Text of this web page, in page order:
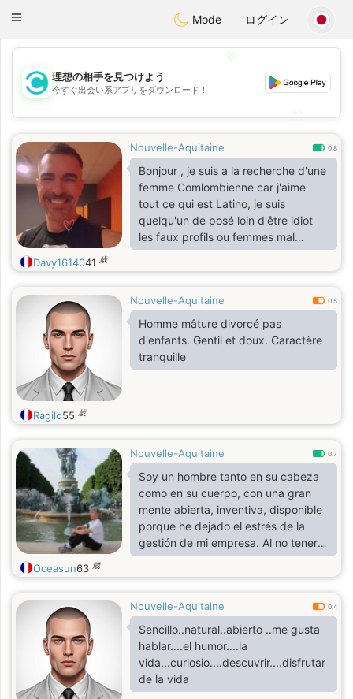
olombiaCitas
Toggle
Mode ログイン
💖
💕
理想の相手を見つけよう
今すぐ出会い系アプリをダウンロード！
Nouvelle-Aquitaine 0.8
Bonjour , je suis a la recherche d'une
femme Comlombienne car j'aime
tout ce qui est Latino, je suis
quelqu'un de posé loin d'être idiot
les faux profils ou femmes mal
intentionnées je vais le sentir . Je
n'enverrais pas d'argent ou quoi que
personne sincère et fidèle
Davy1614041 歳
Nouvelle-Aquitaine 0.5
Homme mâture divorcé pas
d'enfants. Gentil et doux. Caractère
tranquille
Ragilo55 歳
Nouvelle-Aquitaine 0.7
​Soy un hombre tanto en su cabeza
como en su cuerpo, con una gran
mente abierta, inventiva, disponible
porque he dejado el estrés de la
gestión de mi empresa. Al no tener
nada más que demostrar, mi deseo
es hacer florecer la ambición de mi
comunes.Soy sensible, tanto
cerebral como táctil, sensualidad al
límite...Deseo crear una relación
compartida, contraria a la rutina,
llena de inventiva, sublimada por la
exaltación de una pasión romántica
Oceasun63 歳
Nouvelle-Aquitaine 0.4
Sencillo..natural..abierto ..me gusta
hablar....el humor....la
vida...curiosio....descuvrir....disfrutar
de la vida